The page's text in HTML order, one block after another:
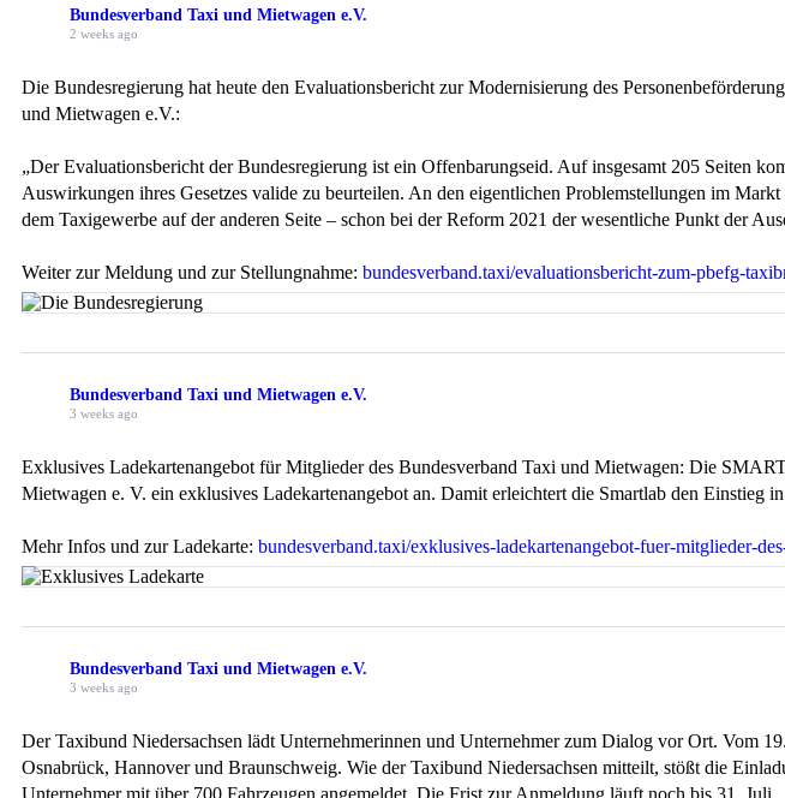
Bundesverband Taxi und Mietwagen e.V.
2 weeks ago
Die Bundesregierung hat heute den Evaluationsbericht zur Modernisierung des
und Mietwagen e.V.:
„Der Evaluationsbericht der Bundesregierung ist ein Offenbarungseid. Auf insgesamt 205 Seiten
Auswirkungen ihres Gesetzes valide zu beurteilen. An den eigentlichen Problemstellungen im
dem Taxigewerbe auf der anderen Seite – schon bei der Reform 2021 der wesentliche Punkt der
Weiter zur Meldung und zur Stellungnahme: bundesverband.taxi/evaluationsbericht-zum-pbefg-
Bundesverband Taxi und Mietwagen e.V.
3 weeks ago
Exklusives Ladekartenangebot für Mitglieder des Bundesverband Taxi und Mietwagen: Die
Mietwagen e. V. ein exklusives Ladekartenangebot an. Damit erleichtert die Smartlab den
Mehr Infos und zur Ladekarte: bundesverband.taxi/exklusives-ladekartenangebot-fuer-mitglieder-
Bundesverband Taxi und Mietwagen e.V.
3 weeks ago
Der Taxibund Niedersachsen lädt Unternehmerinnen und Unternehmer zum Dialog vor Ort. Vom
Osnabrück, Hannover und Braunschweig. Wie der Taxibund Niedersachsen mitteilt, stößt die
Unternehmer mit über 700 Fahrzeugen angemeldet. Die Frist zur Anmeldung läuft noch bis 31. Juli.